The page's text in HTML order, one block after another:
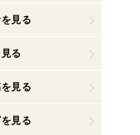
見る
る
見る
見る